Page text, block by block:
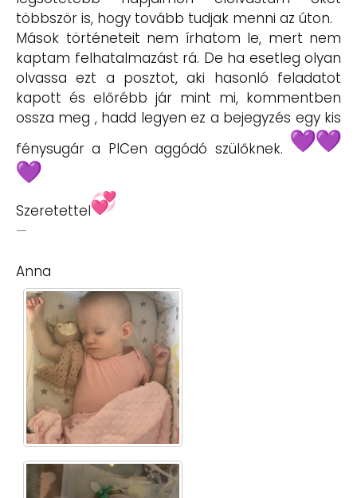
többször is, hogy tovább tudjak menni az úton.
Mások történeteit nem írhatom le, mert nem
kaptam felhatalmazást rá. De ha esetleg olyan
olvassa ezt a posztot, aki hasonló feladatot
kapott és előrébb jár mint mi, kommentben
ossza meg , hadd legyen ez a bejegyzés egy kis
fénysugár a PICen aggódó szülőknek.
Szeretettel
—
Anna